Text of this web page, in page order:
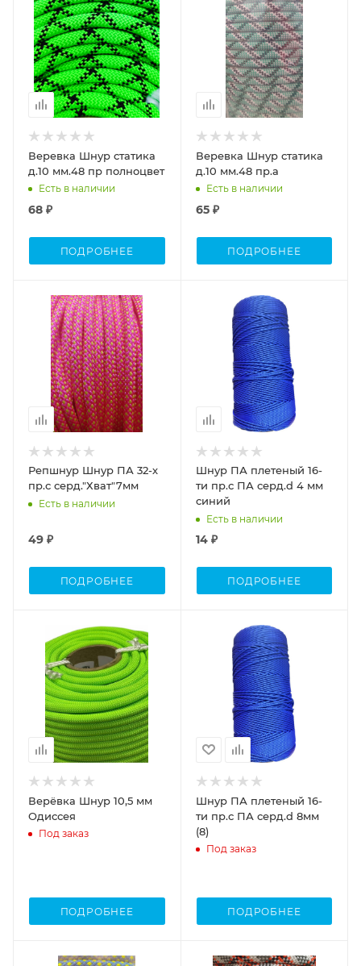
Веревка Шнур статика
д.10 мм.48 пр полноцвет
Есть в наличии
68 ₽
ПОДРОБНЕЕ
Веревка Шнур статика
д.10 мм.48 пр.а
Есть в наличии
65 ₽
ПОДРОБНЕЕ
Репшнур Шнур ПА 32-х
пр.с серд."Хват"7мм
Есть в наличии
49 ₽
ПОДРОБНЕЕ
Шнур ПА плетеный 16-
ти пр.с ПА серд.d 4 мм
синий
Есть в наличии
14 ₽
ПОДРОБНЕЕ
Верёвка Шнур 10,5 мм
Одиссея
Под заказ
ПОДРОБНЕЕ
Шнур ПА плетеный 16-
ти пр.с ПА серд.d 8мм
(8)
Под заказ
ПОДРОБНЕЕ